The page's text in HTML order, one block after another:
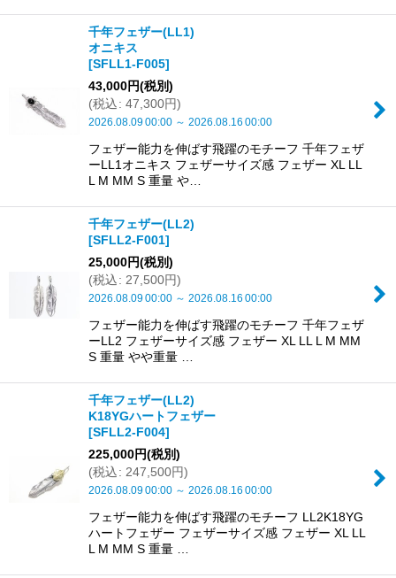
千年フェザー(LL1)
オニキス
[SFLL1-F005]
43,000円(税別)
(税込: 47,300円)
2026.08.0900:00 ～ 2026.08.16 00:00
フェザー能力を伸ばす飛躍のモチーフ 千年フェザ
ーLL1オニキス フェザーサイズ感 フェザー XL LL
L M MM S 重量 や…
千年フェザー(LL2)
[SFLL2-F001]
25,000円(税別)
(税込: 27,500円)
2026.08.0900:00 ～ 2026.08.16 00:00
フェザー能力を伸ばす飛躍のモチーフ 千年フェザ
ーLL2 フェザーサイズ感 フェザー XL LL L M MM
S 重量 やや重量 …
千年フェザー(LL2)
K18YGハートフェザー
[SFLL2-F004]
225,000円(税別)
(税込: 247,500円)
2026.08.0900:00 ～ 2026.08.16 00:00
フェザー能力を伸ばす飛躍のモチーフ LL2K18YG
ハートフェザー フェザーサイズ感 フェザー XL LL
L M MM S 重量 …